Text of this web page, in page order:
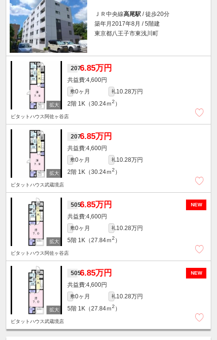
ＪＲ中央線高尾駅 / 徒歩20分
築年月2017年8月 / 5階建
東京都八王子市東浅川町
2076.85万円
4,600円
敷0ヶ月 礼10.28万円
2階 1K（30.24ｍ2 ）
ピタットハウス阿佐ヶ谷店
2076.85万円
4,600円
敷0ヶ月 礼10.28万円
2階 1K（30.24ｍ2 ）
ピタットハウス武蔵境店
NEW
5056.85万円
4,600円
敷0ヶ月 礼10.28万円
5階 1K（27.84ｍ2 ）
ピタットハウス阿佐ヶ谷店
NEW
5056.85万円
4,600円
敷0ヶ月 礼10.28万円
5階 1K（27.84ｍ2 ）
ピタットハウス武蔵境店